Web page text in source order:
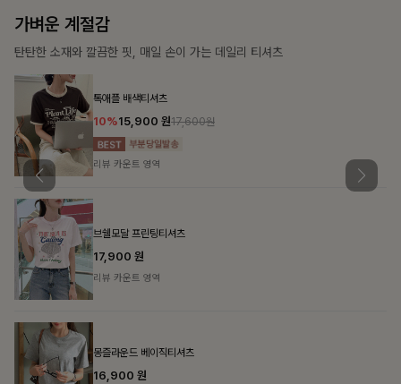
가장 쉬운 코디
특별한 날부터 일상까지 함께하는 룩
[주문폭주/군살삭제]젤링클프리 카라원피스
18%27,900 원34,000원
리뷰 카운트 영역